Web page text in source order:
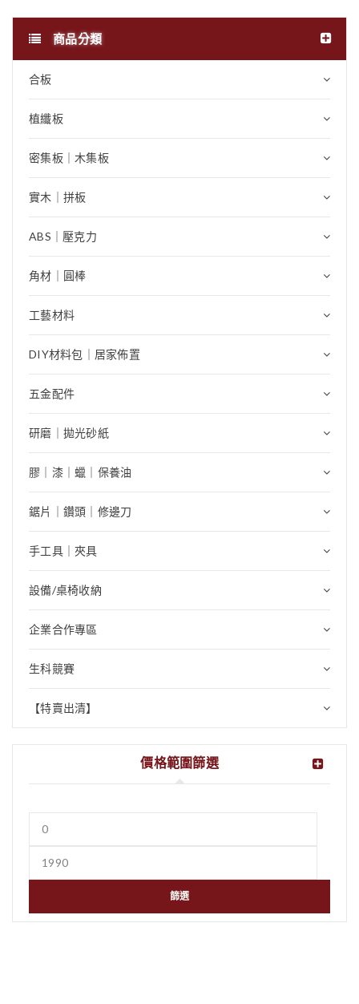
商品分類
合板
植纖板
密集板｜木集板
實木｜拼板
ABS｜壓克力
角材｜圓棒
工藝材料
DIY材料包｜居家佈置
五金配件
研磨｜拋光砂紙
膠｜漆｜蠟｜保養油
鋸片｜鑽頭｜修邊刀
手工具｜夾具
設備/桌椅收納
企業合作專區
生科競賽
【特賣出清】
價格範圍篩選
篩選